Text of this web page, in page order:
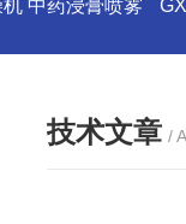
中药浸膏喷雾
技术文章 /